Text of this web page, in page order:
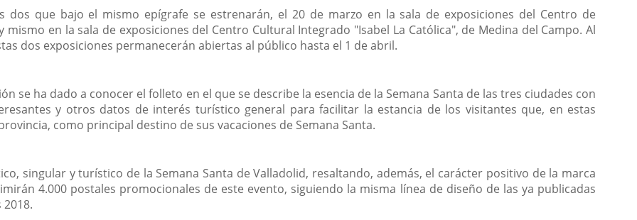
dos que bajo el mismo epígrafe se estrenarán, el 20 de marzo en la sala de exposiciones del Centro de
mismo en la sala de exposiciones del Centro Cultural Integrado "Isabel La Católica", de Medina del Campo. Al
dos exposiciones permanecerán abiertas al público hasta el 1 de abril.
se ha dado a conocer el folleto en el que se describe la esencia de la Semana Santa de las tres ciudades con
y otros datos de interés turístico general para facilitar la estancia de los visitantes que, en estas
como principal destino de sus vacaciones de Semana Santa.
singular y turístico de la Semana Santa de Valladolid, resaltando, además, el carácter positivo de la marca
4.000 postales promocionales de este evento, siguiendo la misma línea de diseño de las ya publicadas